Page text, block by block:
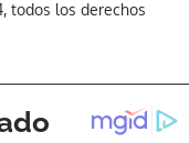
boletín.
todos los derechos